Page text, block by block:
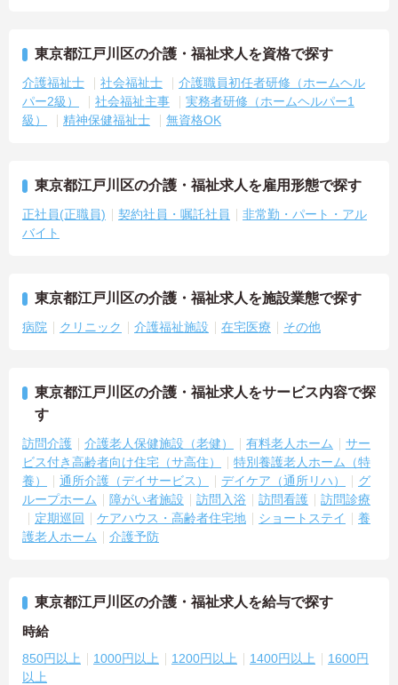
東京都江戸川区の介護・福祉求人を資格で探す
介護福祉士 社会福祉士
介護職員初任者研修（ホームヘル
パー2級）
社会福祉主事
実務者研修（ホームヘルパー1
級）
精神保健福祉士 無資格OK
東京都江戸川区の介護・福祉求人を雇用形態で探す
正社員(正職員) 契約社員・嘱託社員
非常勤・パート・アル
バイト
東京都江戸川区の介護・福祉求人を施設業態で探す
病院 クリニック 介護福祉施設 在宅医療 その他
東京都江戸川区の介護・福祉求人をサービス内容で探
す
訪問介護 介護老人保健施設（老健） 有料老人ホーム
サー
ビス付き高齢者向け住宅（サ高住）
特別養護老人ホーム（特
養）
通所介護（デイサービス） デイケア（通所リハ）
グ
ループホーム
障がい者施設 訪問入浴 訪問看護
訪問診療
定期巡回
ケアハウス・高齢者住宅地 ショートステイ
養
護老人ホーム
介護予防
東京都江戸川区の介護・福祉求人を給与で探す
時給
850円以上 1000円以上 1200円以上 1400円以上
1600円
以上